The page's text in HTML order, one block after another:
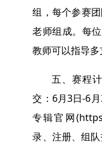
组，每个参赛
老师组成。每
教师可以指导多
五、赛程
交：6月3日-6
专辑官网
录、注册、组